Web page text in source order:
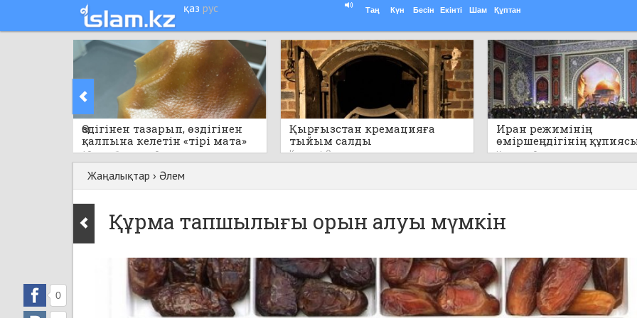
қаз рус Таң Күн Бесін Екінті Шам Құптан
Өздігінен тазарып, өздігінен
қалпына келетін «тірі мата»
пайда болды
19 сағат бұрын 0
Қырғызстан кремацияға
тыйым салды
Кеше 0
Иран режимінің
өміршеңдігінің
айтылды
Кеше 0
Жаңалықтар › Әлем
Құрма тапшылығы орын алуы мүмкін
0